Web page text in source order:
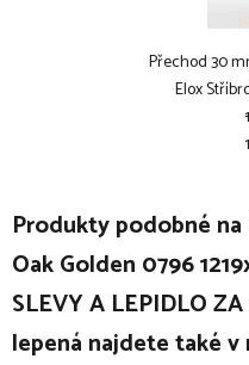
Přechod 30
Elox
Produkty podobné
Oak Golden 0796
SLEVY A LEPIDLO
lepená najdete také